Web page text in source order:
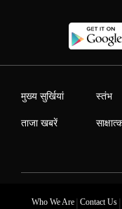
मुख्य सुर्खियां
ताजा खबरें
स्तंभ
Who We Are| Contact Us|